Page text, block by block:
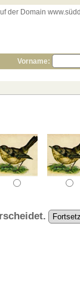
der Domain
Vorname: